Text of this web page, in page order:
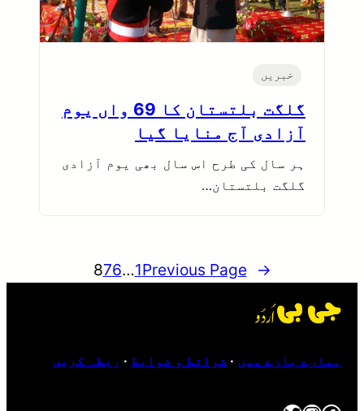
خبریں
گلگت بلتستان کا 69 واں یوم
آزادی آج منایا گیا
ہر سال کی طرح اس سال بھی یوم آزادی
گلگت بلتستان…
←
Previous Page
1
…
6
7
8
ہمارے بارے میں · شرائط و ضوابط · ربطہ کریں